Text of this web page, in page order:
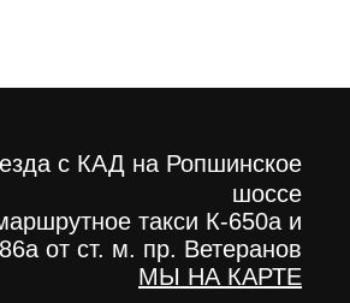
с КАД на Ропшинское
шоссе
такси К-650а и
от ст. м. пр. Ветеранов
МЫ НА КАРТЕ